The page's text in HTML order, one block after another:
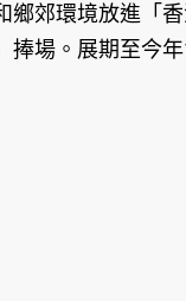
鄉郊環境放進「
捧場。展期至今年